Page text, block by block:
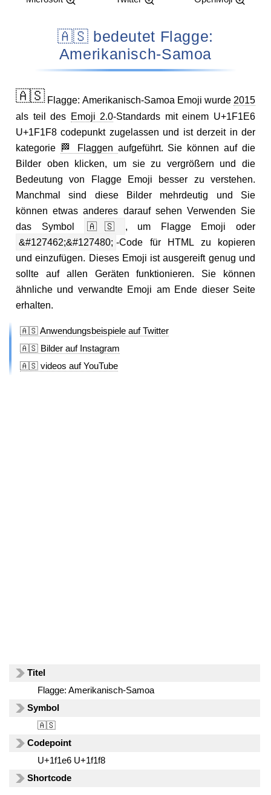
🇦🇸 bedeutet Flagge:
Amerikanisch-Samoa
🇦🇸Flagge: Amerikanisch-Samoa Emoji wurde 2015
als teil des Emoji 2.0-Standards mit einem U+1F1E6
U+1F1F8 codepunkt zugelassen und ist derzeit in der
kategorie
🏁 Flaggen aufgeführt. Sie können auf die
Bilder oben klicken, um sie zu vergrößern und die
Bedeutung von Flagge Emoji besser zu verstehen.
Manchmal sind diese Bilder mehrdeutig und Sie
können etwas anderes darauf sehen Verwenden Sie
das Symbol
🇦🇸
, um Flagge Emoji oder
&#127462;&#127480; -Code für HTML zu kopieren
und einzufügen. Dieses Emoji ist ausgereift genug und
sollte auf allen Geräten funktionieren. Sie können
ähnliche und verwandte Emoji am Ende dieser Seite
erhalten.
🇦🇸 Anwendungsbeispiele auf Twitter
🇦🇸 Bilder auf Instagram
🇦🇸 videos auf YouTube
Titel
Flagge: Amerikanisch-Samoa
Symbol
🇦🇸
Codepoint
U+1f1e6 U+1f1f8
Shortcode